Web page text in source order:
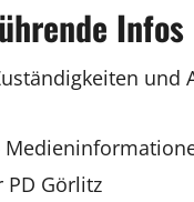
Infos
und
Görlitz